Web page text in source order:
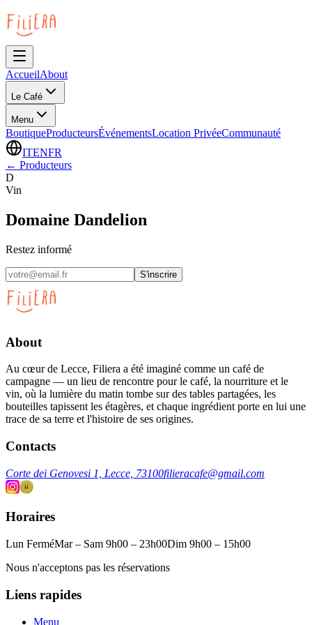
AccueilAbout
Le Café
Menu
BoutiqueProducteursÉvénementsLocation PrivéeCommunauté
ITENFR
← Producteurs
D
Vin
Domaine Dandelion
Restez informé
S'inscrire
About
Au cœur de Lecce, Filiera a été imaginé comme un café de
campagne — un lieu de rencontre pour le café, la nourriture et le
vin, où la lumière du matin tombe sur des tables partagées, les
bouteilles tapissent les étagères, et chaque ingrédient porte en lui une
trace de sa terre et l'histoire de ses origines.
Contacts
Corte dei Genovesi 1, Lecce, 73100filieracafe@gmail.com
Horaires
Lun FerméMar – Sam 9h00 – 23h00Dim 9h00 – 15h00
Nous n'acceptons pas les réservations
Liens rapides
Menu